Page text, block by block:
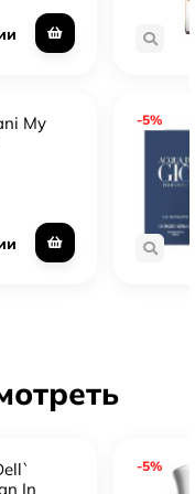
My
-5%
In
-5%